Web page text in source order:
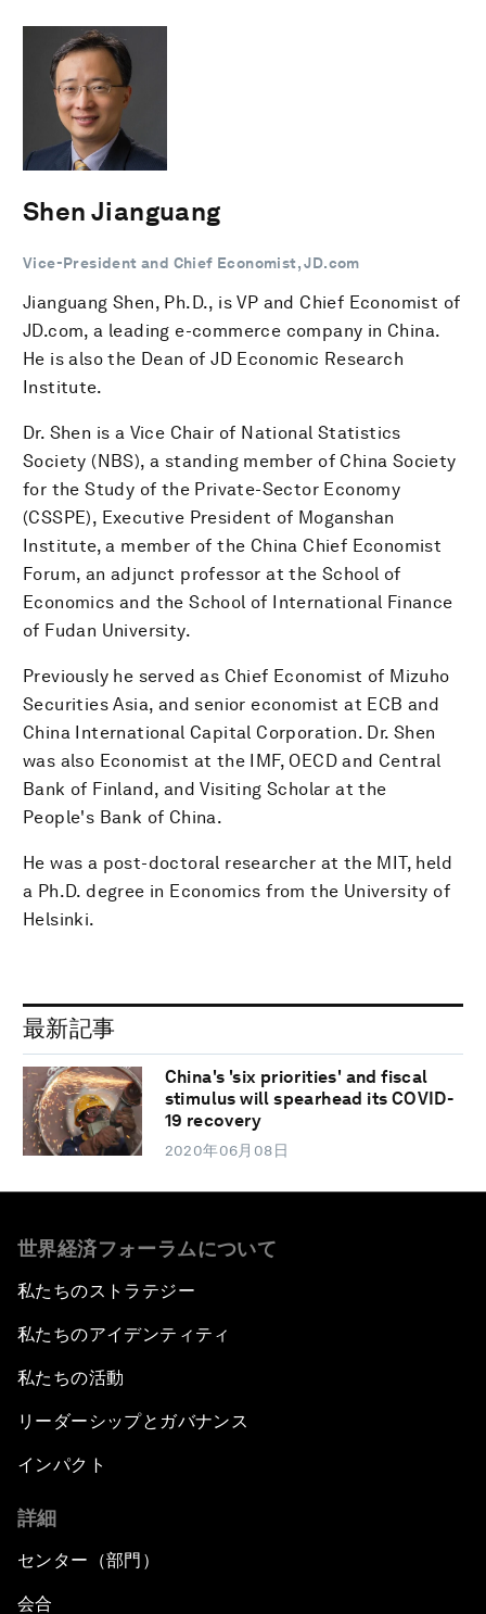
Shen Jianguang
Vice-President and Chief Economist, JD.com
Jianguang Shen, Ph.D., is VP and Chief Economist of
JD.com, a leading e-commerce company in China.
He is also the Dean of JD Economic Research
Institute.
Dr. Shen is a Vice Chair of National Statistics
Society (NBS), a standing member of China Society
for the Study of the Private-Sector Economy
(CSSPE), Executive President of Moganshan
Institute, a member of the China Chief Economist
Forum, an adjunct professor at the School of
Economics and the School of International Finance
of Fudan University.
Previously he served as Chief Economist of Mizuho
Securities Asia, and senior economist at ECB and
China International Capital Corporation. Dr. Shen
was also Economist at the IMF, OECD and Central
Bank of Finland, and Visiting Scholar at the
People's Bank of China.
He was a post-doctoral researcher at the MIT, held
a Ph.D. degree in Economics from the University of
Helsinki.
最新記事
China's 'six priorities' and fiscal
stimulus will spearhead its COVID-
19 recovery
2020年06月08日
世界経済フォーラムについて
私たちのストラテジー
私たちのアイデンティティ
私たちの活動
リーダーシップとガバナンス
インパクト
詳細
センター（部門）
会合